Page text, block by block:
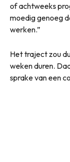
of achtweeks
moedig genoeg
werken.”
Het traject zou
weken duren.
sprake van een